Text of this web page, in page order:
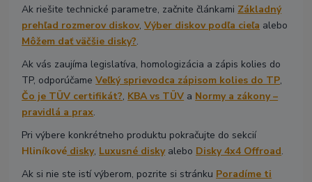
Ak riešite technické parametre, začnite článkami Základný
prehľad rozmerov diskov,Výber diskov podľa cieľa alebo
Môžem dať väčšie disky?.
Ak vás zaujíma legislatíva, homologizácia a zápis kolies do
TP, odporúčameVeľký sprievodca zápisom kolies do TP,
Čo je TÜV certifikát?, KBA vs TÜV a Normy a zákony –
pravidlá a prax.
Pri výbere konkrétneho produktu pokračujte do sekcií
Hliníkové disky, Luxusné diskyalebo Disky 4x4 Offroad.
Ak si nie ste istí výberom, pozrite si stránku Poradíme ti